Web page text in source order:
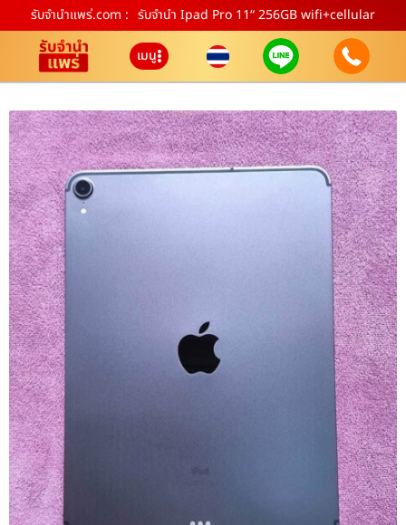
รับจํานําแพร่.com : รับจำนำ Ipad Pro 11“ 256GB wifi+cellular
เมนู